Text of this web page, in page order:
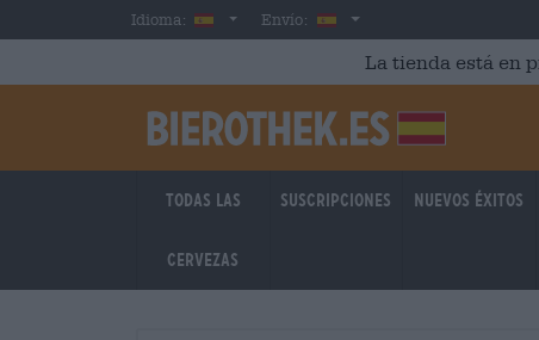
Skip to main contentIdioma: SpanishEnvío: España
La tienda está en
Todas las
cervezas
Suscripciones Nuevos éxitos